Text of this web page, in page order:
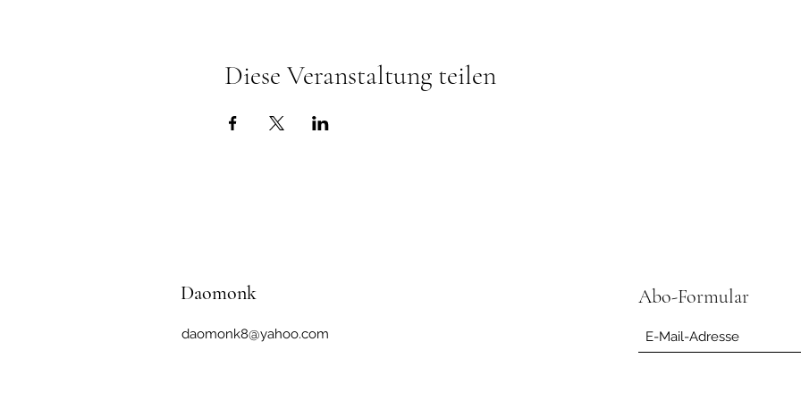
Diese Veranstaltung teilen
Daomonk
daomonk8@yahoo.com
Abo-Formular